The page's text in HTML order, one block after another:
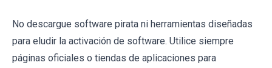
No descargue software pirata ni herramientas diseñadas
para eludir la activación de software. Utilice siempre
páginas oficiales o tiendas de aplicaciones para